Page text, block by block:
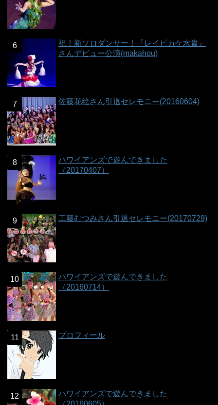
祝！新ソロダンサー！『レイピカケ水貴』
さんデビュー公演(makahou)
佐藤花絵さん引退セレモニー(20160604)
ハワイアンズで遊んできました
（20170407）
工藤むつみさん引退セレモニー(20170729)
ハワイアンズで遊んできました
（20160714）
プロフィール
ハワイアンズで遊んできました